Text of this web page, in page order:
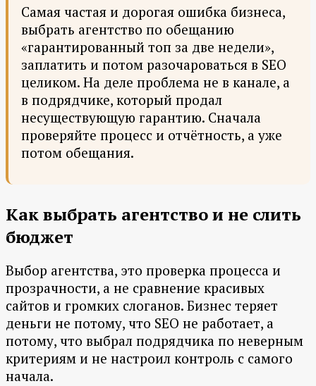
Самая частая и дорогая ошибка бизнеса,
выбрать агентство по обещанию
«гарантированный топ за две недели»,
заплатить и потом разочароваться в SEO
целиком. На деле проблема не в канале, а
в подрядчике, который продал
несуществующую гарантию. Сначала
проверяйте процесс и отчётность, а уже
потом обещания.
Как выбрать агентство и не слить
бюджет
Выбор агентства, это проверка процесса и
прозрачности, а не сравнение красивых
сайтов и громких слоганов. Бизнес теряет
деньги не потому, что SEO не работает, а
потому, что выбрал подрядчика по неверным
критериям и не настроил контроль с самого
начала.